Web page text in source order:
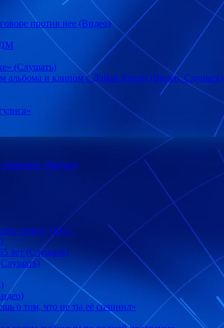
против нее (Видео)
(Слушать)
альбома и клипом с Дайан Китон (Видео, Слушать)
(Видео)
отца в ТАСС
лет (Слушать)
о том, что не ты её сочинил»